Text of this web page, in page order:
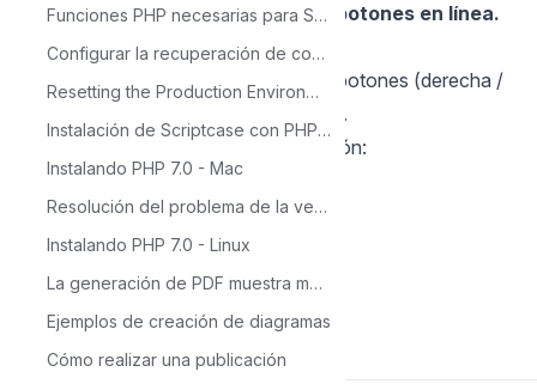
Funciones PHP necesarias para ScriptCase
Configurar la recuperación de contraseña en Scriptcase
Resetting the Production Environment Password
Instalación de Scriptcase con PHP 7.0 en Windows
Instalando PHP 7.0 - Mac
Resolución del problema de la versión de Source Guardian
Instalando PHP 7.0 - Linux
La generación de PDF muestra mensaje: 'Not Found'
Ejemplos de creación de diagramas
Cómo realizar una publicación
herramientas, active la opciónUsar botones en línea.
(Alinear botones)
Puede configurar la posición de los botones (derecha /
izquierda) y la cantidad de columnas.
El resultado se muestra a continuación:
Back to Scriptcase